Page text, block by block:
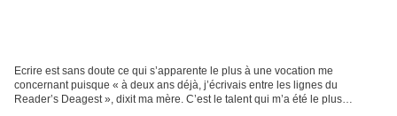
Ecrire est sans doute ce qui s’apparente le plus à une vocation me
concernant puisque « à deux ans déjà, j’écrivais entre les lignes du
Reader’s Deagest », dixit ma mère. C’est le talent qui m’a été le plus